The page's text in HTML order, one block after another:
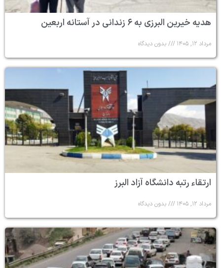
هدیه خیرین البرزی به ۶ زندانی در آستانه اربعین
مرداد ۱۲, ۱۴۰۵ بدون دیدگاه
ارتقاء رتبه دانشگاه آزاد البرز
مرداد ۱۲, ۱۴۰۵ بدون دیدگاه